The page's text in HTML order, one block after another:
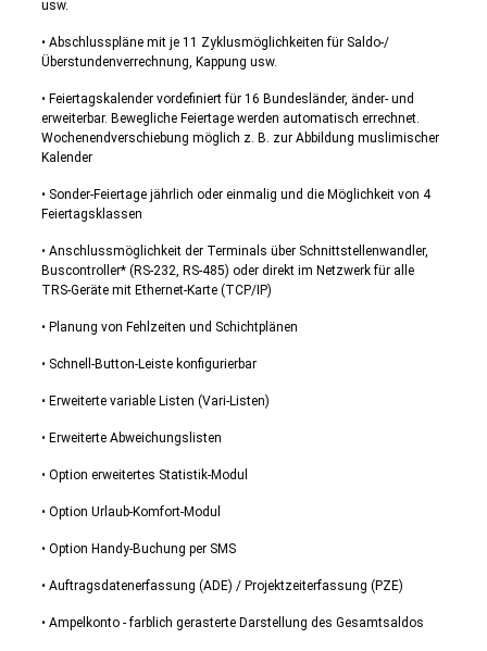
usw.
• Abschlusspläne mit je 11 Zyklusmöglichkeiten für Saldo-/
Überstundenverrechnung, Kappung usw.
• Feiertagskalender vordefiniert für 16 Bundesländer, änder- und
erweiterbar. Bewegliche Feiertage werden automatisch errechnet.
Wochenendverschiebung möglich z. B. zur Abbildung muslimischer
Kalender
• Sonder-Feiertage jährlich oder einmalig und die Möglichkeit von 4
Feiertagsklassen
• Anschlussmöglichkeit der Terminals über Schnittstellenwandler,
Buscontroller* (RS-232, RS-485) oder direkt im Netzwerk für alle
TRS-Geräte mit Ethernet-Karte (TCP/IP)
• Planung von Fehlzeiten und Schichtplänen
• Schnell-Button-Leiste konfigurierbar
• Erweiterte variable Listen (Vari-Listen)
• Erweiterte Abweichungslisten
• Option erweitertes Statistik-Modul
• Option Urlaub-Komfort-Modul
• Option Handy-Buchung per SMS
• Auftragsdatenerfassung (ADE) / Projektzeiterfassung (PZE)
• Ampelkonto - farblich gerasterte Darstellung des Gesamtsaldos